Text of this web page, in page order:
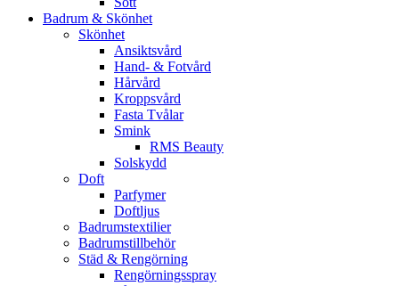
Badrum & Skönhet
Skönhet
Ansiktsvård
Hand- & Fotvård
Hårvård
Kroppsvård
Fasta Tvålar
Smink
RMS Beauty
Solskydd
Doft
Parfymer
Doftljus
Badrumstextilier
Badrumstillbehör
Städ & Rengörning
Rengörningsspray